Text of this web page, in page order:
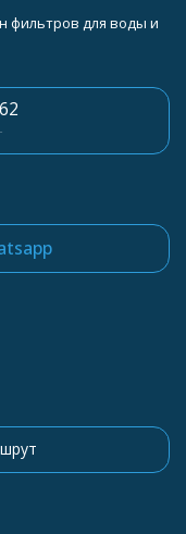
фильтров для воды и